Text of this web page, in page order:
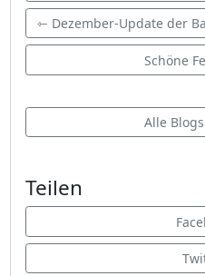
⇽ Dezember-Update der
Schöne
Alle
Teilen